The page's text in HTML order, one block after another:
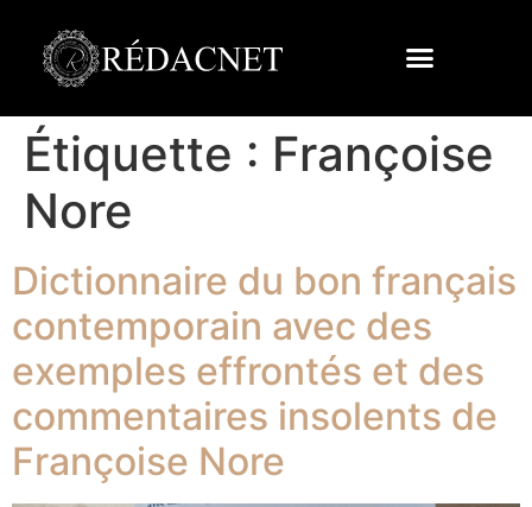
Étiquette : Françoise
Nore
Dictionnaire du bon français
contemporain avec des
exemples effrontés et des
commentaires insolents de
Françoise Nore